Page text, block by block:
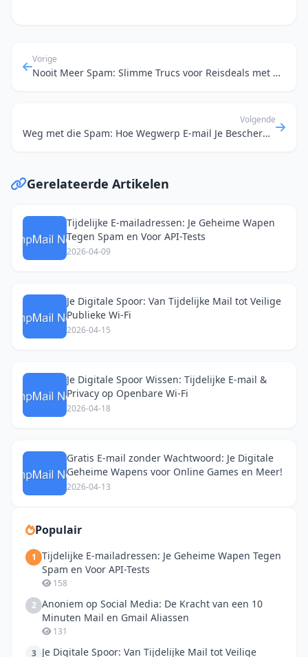
Vorige
Nooit Meer Spam: Slimme Trucs voor Reisdeals met Tijdelijke E-mailadressen
Volgende
Weg met die Spam: Hoe Wegwerp E-mail Je Beschermt Tegen Phishing en Ongewenste Mail
Gerelateerde Artikelen
Tijdelijke E-mailadressen: Je Geheime Wapen
Tegen Spam en Voor API-Tests
2026-04-09
Je Digitale Spoor: Van Tijdelijke Mail tot Veilige
Publieke Wi-Fi
2026-04-15
Je Digitale Spoor Wissen: Tijdelijke E-mail &
Privacy op Openbare Wi-Fi
2026-04-18
Gratis E-mail zonder Wachtwoord: Je Digitale
Geheime Wapens voor Online Games en Meer!
2026-04-13
Populair
1 Tijdelijke E-mailadressen: Je Geheime Wapen Tegen
Spam en Voor API-Tests
158
2 Anoniem op Social Media: De Kracht van een 10
Minuten Mail en Gmail Aliassen
131
3 Je Digitale Spoor: Van Tijdelijke Mail tot Veilige